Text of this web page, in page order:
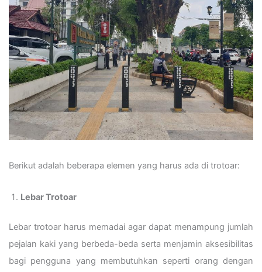
Berikut adalah beberapa elemen yang harus ada di trotoar:
Lebar Trotoar
Lebar trotoar harus memadai agar dapat menampung jumlah
pejalan kaki yang berbeda-beda serta menjamin aksesibilitas
bagi pengguna yang membutuhkan seperti orang dengan